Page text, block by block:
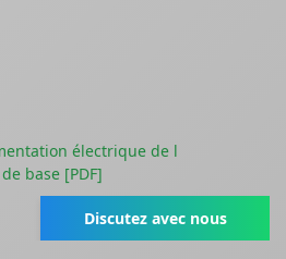
électrique de l
base [PDF]
Discutez avec nous